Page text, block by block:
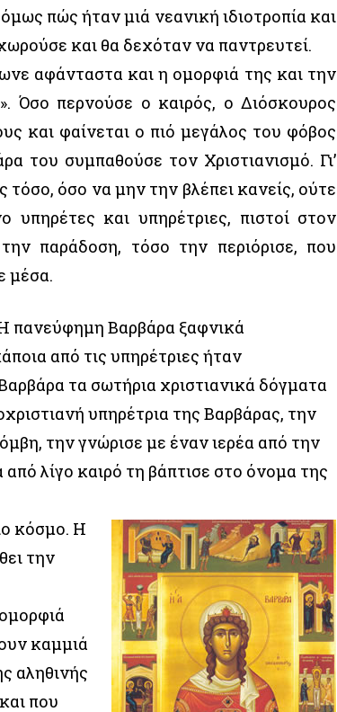
πώς ήταν μιά νεανική ιδιοτροπία και
και θα δεχόταν να παντρευτεί.
αφάνταστα και η ομορφιά της και την
Όσο περνούσε ο καιρός, ο Διόσκουρος
και φαίνεται ο πιό μεγάλος του φόβος
του συμπαθούσε τον Χριστιανισμό. Γι’
τόσο, όσο να μην την βλέπει κανείς, ούτε
και υπηρέτριες, πιστοί στον
παράδοση, τόσο την περιόρισε, που
μέσα.
πανεύφημη Βαρβάρα ξαφνικά
από τις υπηρέτριες ήταν
τα σωτήρια χριστιανικά δόγματα
υπηρέτρια της Βαρβάρας, την
την γνώρισε με έναν ιερέα από την
λίγο καιρό τη βάπτισε στο όνομα της
κόσμο. Η
την
καμμιά
αληθινής
που